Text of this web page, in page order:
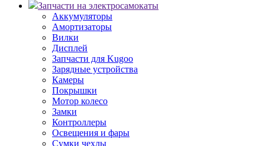
Запчасти на электросамокаты
Аккумуляторы
Амортизаторы
Вилки
Дисплей
Запчасти для Kugoo
Зарядные устройства
Камеры
Покрышки
Мотор колесо
Замки
Контроллеры
Освещения и фары
Сумки чехлы